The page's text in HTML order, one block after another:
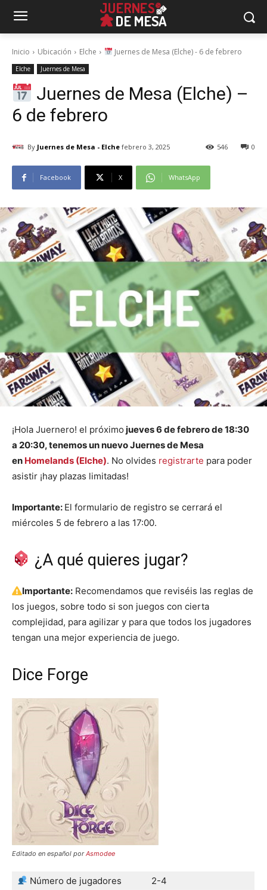
Inicio Ubicación Elche Juernes de Mesa (Elche) - 6 de febrero
Elche Juernes de Mesa
Juernes de Mesa (Elche) –
6 de febrero
By Juernes de Mesa - Elche febrero 3, 2025 0
546
Facebook X WhatsApp
¡Hola Juernero! el próximo jueves 6 de febrerode 18:30
a 20:30, tenemos un nuevo Juernes de Mesa
en Homelands (Elche). No olvides registrarte para poder
asistir ¡hay plazas limitadas!
Importante: El formulario de registro se cerrará el
miércoles 5 de febrero a las 17:00.
¿A qué quieres jugar?
Importante: Recomendamos que reviséis las reglas de
los juegos, sobre todo si son juegos con cierta
complejidad, para agilizar y para que todos los jugadores
tengan una mejor experiencia de juego.
Dice Forge
Editado en español porAsmodee
Número de jugadores
2-4